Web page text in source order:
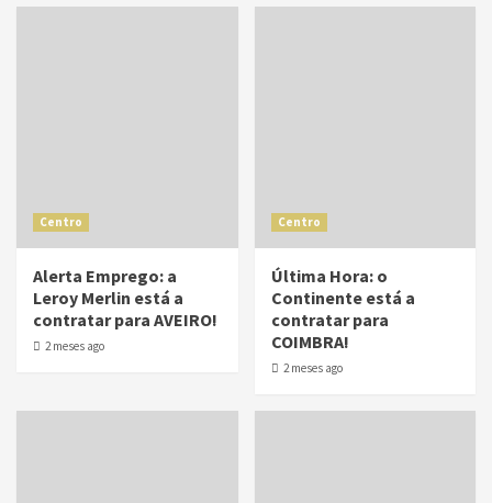
Centro
Alerta Emprego: a
Leroy Merlin está a
contratar para AVEIRO!
2 meses ago
Centro
Última Hora: o
Continente está a
contratar para
COIMBRA!
2 meses ago